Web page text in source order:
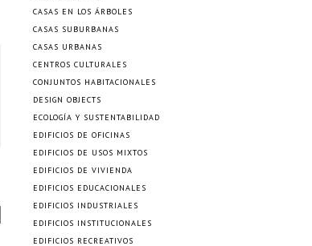
CASAS EN LOS ÁRBOLES
CASAS SUBURBANAS
CASAS URBANAS
CENTROS CULTURALES
CONJUNTOS HABITACIONALES
DESIGN OBJECTS
ECOLOGÍA Y SUSTENTABILIDAD
EDIFICIOS DE OFICINAS
EDIFICIOS DE USOS MIXTOS
EDIFICIOS DE VIVIENDA
EDIFICIOS EDUCACIONALES
EDIFICIOS INDUSTRIALES
EDIFICIOS INSTITUCIONALES
EDIFICIOS RECREATIVOS